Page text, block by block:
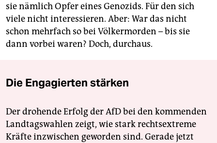
sie nämlich Opfer eines Genozids. Für den sich
viele nicht interessieren. Aber: War das nicht
schon mehrfach so bei Völkermorden – bis sie
dann vorbei waren? Doch, durchaus.
Die Engagierten stärken
Der drohende Erfolg der AfD bei den kommenden
Landtagswahlen zeigt, wie stark rechtsextreme
Kräfte inzwischen geworden sind. Gerade jetzt